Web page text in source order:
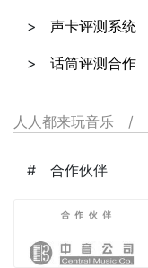
声卡评测系统
话筒评测合作
人人都来玩音乐 /
合作伙伴